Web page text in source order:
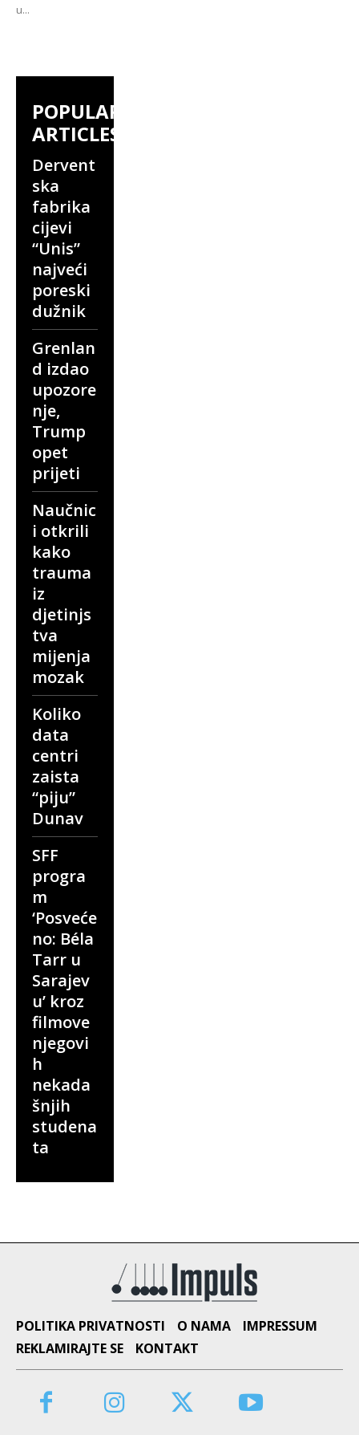
u...
POPULAR
ARTICLES
Dervent
ska
fabrika
cijevi
“Unis”
najveći
poreski
dužnik
Grenlan
d izdao
upozore
nje,
Trump
opet
prijeti
Naučnic
i otkrili
kako
trauma
iz
djetinjs
tva
mijenja
mozak
Koliko
data
centri
zaista
“piju”
Dunav
SFF
progra
m
‘Posveće
no: Béla
Tarr u
Sarajev
u’ kroz
filmove
njegovi
h
nekada
šnjih
studena
ta
POLITIKA PRIVATNOSTI O NAMA
IMPRESSUM
REKLAMIRAJTE SE
KONTAKT